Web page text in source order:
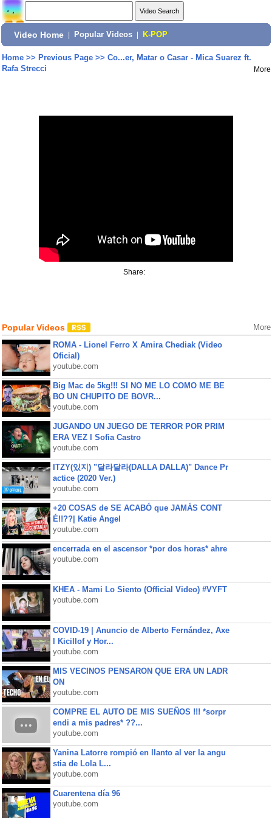
Video Home Popular Videos K-POP
Home>> Previous Page>> Co...er, Matar o Casar - Mica Suarez ft.
Rafa Strecci
More
Share:
Popular Videos More
ROMA - Lionel Ferro X Amira Chediak (Video
Oficial)
youtube.com
Big Mac de 5kg!!! SI NO ME LO COMO ME BE
BO UN CHUPITO DE BOVR...
youtube.com
JUGANDO UN JUEGO DE TERROR POR PRIM
ERA VEZ l Sofia Castro
youtube.com
ITZY(있지) "달라달라(DALLA DALLA)" Dance Pr
actice (2020 Ver.)
youtube.com
+20 COSAS de SE ACABÓ que JAMÁS CONT
É!!??| Katie Angel
youtube.com
encerrada en el ascensor *por dos horas* ahre
youtube.com
KHEA - Mami Lo Siento (Official Video) #VYFT
youtube.com
COVID-19 | Anuncio de Alberto Fernández, Axe
l Kicillof y Hor...
youtube.com
MIS VECINOS PENSARON QUE ERA UN LADR
ON
youtube.com
COMPRE EL AUTO DE MIS SUEÑOS !!! *sorpr
endi a mis padres* ??...
youtube.com
Yanina Latorre rompió en llanto al ver la angu
stia de Lola L...
youtube.com
Cuarentena día 96
youtube.com